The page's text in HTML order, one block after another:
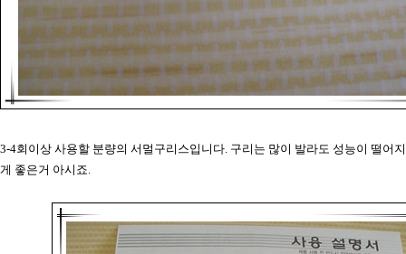
3-4회이상 사용할 분량의 서멀구리스입니다. 구리는 많이 발라도 성능이 떨어
게 좋은거 아시죠.